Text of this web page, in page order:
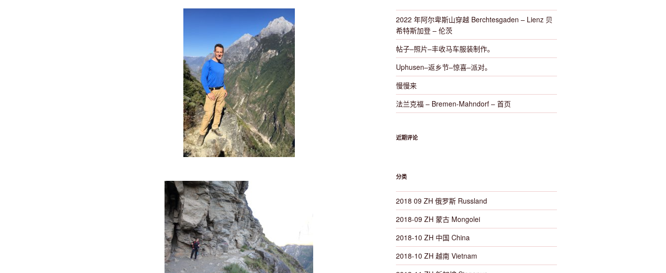
2022 年阿尔卑斯山穿越 Berchtesgaden – Lienz 贝
希特斯加登 – 伦茨
帖子–照片–丰收马车服装制作。
Uphusen–返乡节–惊喜–派对。
慢慢来
法兰克福 – Bremen-Mahndorf – 首页
近期评论
分类
2018 09 ZH 俄罗斯 Russland
2018-09 ZH 蒙古 Mongolei
2018-10 ZH 中国 China
2018-10 ZH 越南 Vietnam